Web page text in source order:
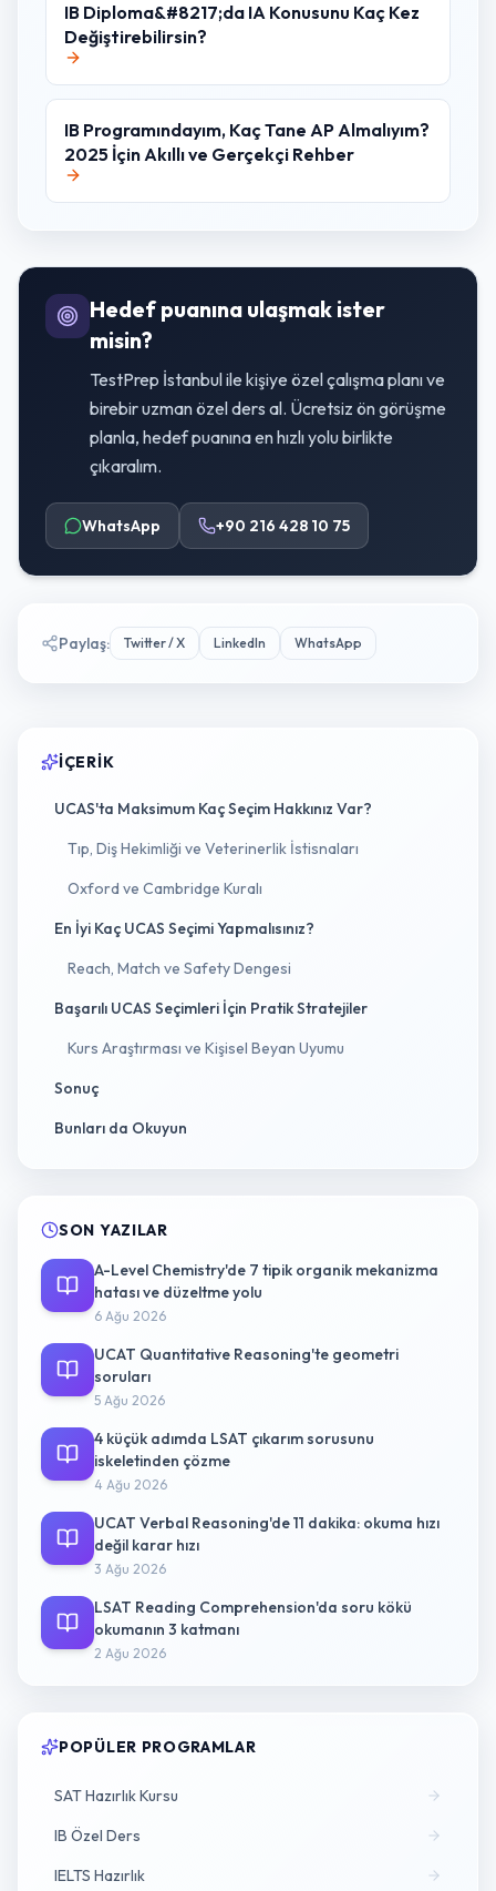
IB Diploma&#8217;da IA Konusunu Kaç Kez
Değiştirebilirsin?
IB Programındayım, Kaç Tane AP Almalıyım?
2025 İçin Akıllı ve Gerçekçi Rehber
Hedef puanına ulaşmak ister
misin?
TestPrep İstanbul ile kişiye özel çalışma planı ve
birebir uzman özel ders al. Ücretsiz ön görüşme
planla, hedef puanına en hızlı yolu birlikte
çıkaralım.
WhatsApp +90 216 428 10 75
Paylaş: Twitter / X LinkedIn WhatsApp
İÇERIK
UCAS'ta Maksimum Kaç Seçim Hakkınız Var?
Tıp, Diş Hekimliği ve Veterinerlik İstisnaları
Oxford ve Cambridge Kuralı
En İyi Kaç UCAS Seçimi Yapmalısınız?
Reach, Match ve Safety Dengesi
Başarılı UCAS Seçimleri İçin Pratik Stratejiler
Kurs Araştırması ve Kişisel Beyan Uyumu
Sonuç
Bunları da Okuyun
SON YAZILAR
A-Level Chemistry'de 7 tipik organik mekanizma
hatası ve düzeltme yolu
6 Ağu 2026
UCAT Quantitative Reasoning'te geometri
soruları
5 Ağu 2026
4 küçük adımda LSAT çıkarım sorusunu
iskeletinden çözme
4 Ağu 2026
UCAT Verbal Reasoning'de 11 dakika: okuma hızı
değil karar hızı
3 Ağu 2026
LSAT Reading Comprehension'da soru kökü
okumanın 3 katmanı
2 Ağu 2026
POPÜLER PROGRAMLAR
SAT Hazırlık Kursu
IB Özel Ders
IELTS Hazırlık